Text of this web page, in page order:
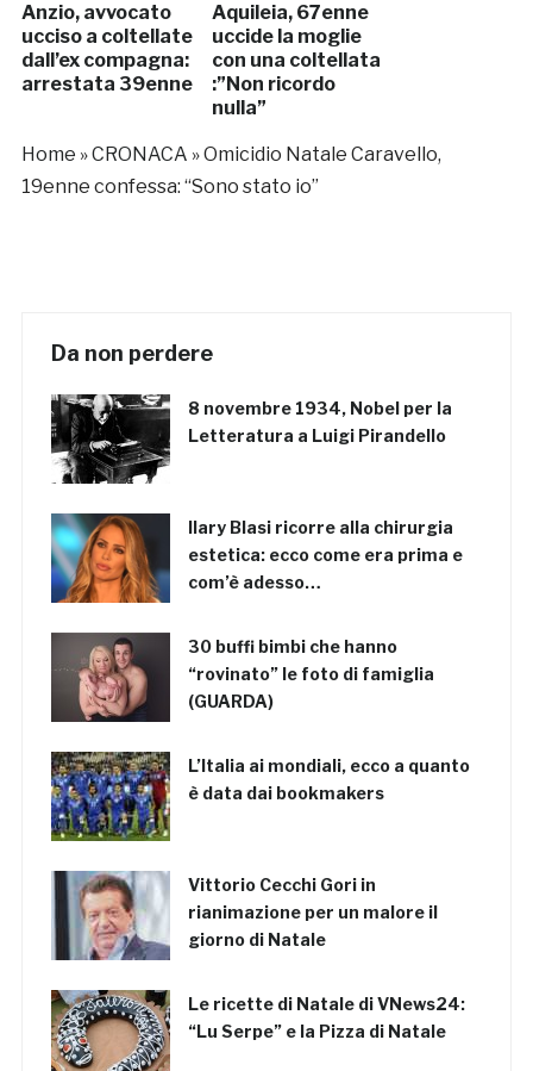
Anzio, avvocato
ucciso a coltellate
dall’ex compagna:
arrestata 39enne
Aquileia, 67enne
uccide la moglie
con una coltellata
:”Non ricordo
nulla”
Home »CRONACA »Omicidio Natale Caravello,
19enne confessa: “Sono stato io”
Da non perdere
8 novembre 1934, Nobel per la
Letteratura a Luigi Pirandello
Ilary Blasi ricorre alla chirurgia
estetica: ecco come era prima e
com’è adesso…
30 buffi bimbi che hanno
“rovinato” le foto di famiglia
(GUARDA)
L’Italia ai mondiali, ecco a quanto
è data dai bookmakers
Vittorio Cecchi Gori in
rianimazione per un malore il
giorno di Natale
Le ricette di Natale di VNews24:
“Lu Serpe” e la Pizza di Natale